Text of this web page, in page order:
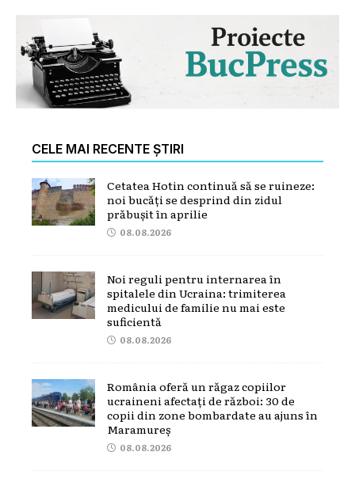
CELE MAI RECENTE ȘTIRI
Cetatea Hotin continuă să se ruineze:
noi bucăți se desprind din zidul
prăbușit în aprilie
08.08.2026
Noi reguli pentru internarea în
spitalele din Ucraina: trimiterea
medicului de familie nu mai este
suficientă
08.08.2026
România oferă un răgaz copiilor
ucraineni afectați de război: 30 de
copii din zone bombardate au ajuns în
Maramureș
08.08.2026